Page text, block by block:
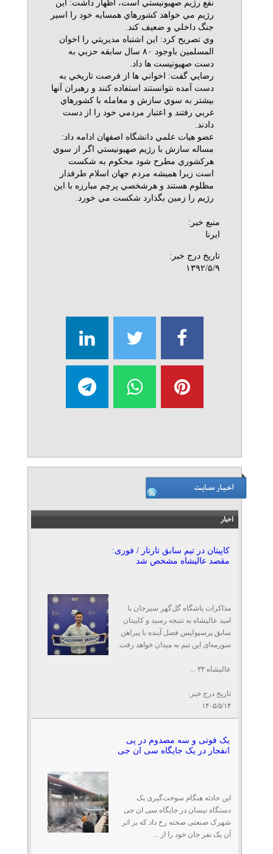
نفع رژيم صهيونيستي است، اظهار داشت: اين
رژيم مي خواهد كشورهاي همسايه خود را اسير
جنگ داخلي و ضعيف كند.
وي تصريح كرد: اين اشتباه مديريتي را اخوان
المسلمين باوجود ۸۰ سال سابقه حزبي به
دست صهيونيست ها داد.
رضايي گفت: اخواني ها از فرصت تاريخي به
دست آمده نتوانستند استفاده كنند و رهبران آنها
بيشتر به سوي سازش و معامله با كشورهاي
غربي رفتند و اعتبار مردمي خود را از دست
دادند.
عضو هيات علمي دانشگاه اصفهان ادامه داد:
مساله سازش با رژيم صهيونيستي اگر از سوي
هركشوري مطرح شود محكوم به شكست
است زيرا هميشه مردم جهان اسلام طرفدار
مظلوم هستند و هرشخصي پرچم مبارزه با اين
رژيم را زمين بگذارد شكست مي خورد.
منبع خبر:
ایرنا
تاریخ درج خبر:
۱۳۹۲/۵/۹
اخبار
کاپیتان در تیم سابق تارتار / فوری:
مقصد عالیشاه مشخص شد
مذاکرات باشگاه گل‌گهر سیرجان با
امید عالیشاه به نتیجه رسید و کاپیتان
سابق پرسپولیس فصل آینده با پیراهن
سورمه‌ای این تیم به میدان خواهد رفت.
عالیشاه ۳۴ ...
تاریخ درج خبر:
۱۴۰۵/۵/۱۴
یک فوتی و سه مصدوم در پی
انفجار در یک جایگاه سی ان جی
این حادثه هنگام سوخت‌گیری یک
دستگاه نیسان در جایگاه سی ان جی
شهرک صنعتی صحنه رخ داد که بر اثر
آن یک نفر جان خود را از ...